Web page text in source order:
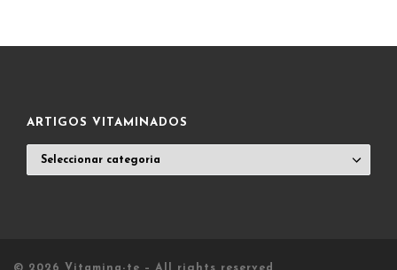
ARTIGOS VITAMINADOS
VITAMINADOS